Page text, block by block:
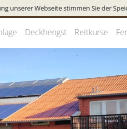
unserer Webseite stimmen Sie der
Deckhengst Reitkurse